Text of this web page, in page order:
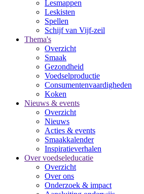
Lesmappen
Leskisten
Spellen
Schijf van Vijf-zeil
Thema's
Overzicht
Smaak
Gezondheid
Voedselproductie
Consumentenvaardigheden
Koken
Nieuws & events
Overzicht
Nieuws
Acties & events
Smaakkalender
Inspiratieverhalen
Over voedseleducatie
Overzicht
Over ons
Onderzoek & impact